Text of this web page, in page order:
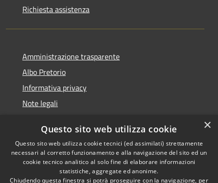
Richiesta assistenza
Amministrazione trasparente
Albo Pretorio
Informativa privacy
Note legali
Segnalazioni di inaccessibilità
×
Questo sito web utilizza cookie
Questo sito web utilizza cookie tecnici (ed assimilati) strettamente
necessari al corretto funzionamento e alla navigazione del sito ed un
cookie tecnico analitico al solo fine di elaborare informazioni
statistiche, aggregate ed anonime.
Chiudendo questa finestra si potrà proseguire con la navigazione, per